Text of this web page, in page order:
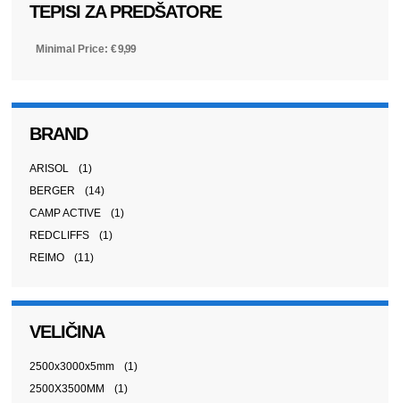
TEPISI ZA PREDŠATORE
Minimal Price: €9,99
BRAND
ARISOL
(1)
BERGER
(14)
CAMP ACTIVE
(1)
REDCLIFFS
(1)
REIMO
(11)
VELIČINA
2500x3000x5mm
(1)
2500X3500MM
(1)